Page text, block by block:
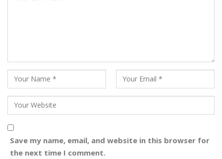
Save my name, email, and website in this browser for
the next time I comment.